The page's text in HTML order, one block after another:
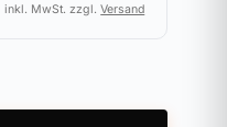
inkl. MwSt. zzgl.Versand
Cap Kurzvariante